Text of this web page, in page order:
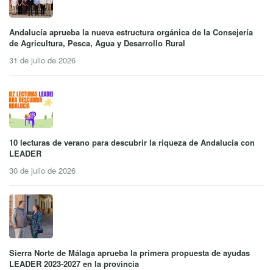
Andalucía aprueba la nueva estructura orgánica de la Consejería
de Agricultura, Pesca, Agua y Desarrollo Rural
31 de julio de 2026
10 lecturas de verano para descubrir la riqueza de Andalucía con
LEADER
30 de julio de 2026
Sierra Norte de Málaga aprueba la primera propuesta de ayudas
LEADER 2023-2027 en la provincia